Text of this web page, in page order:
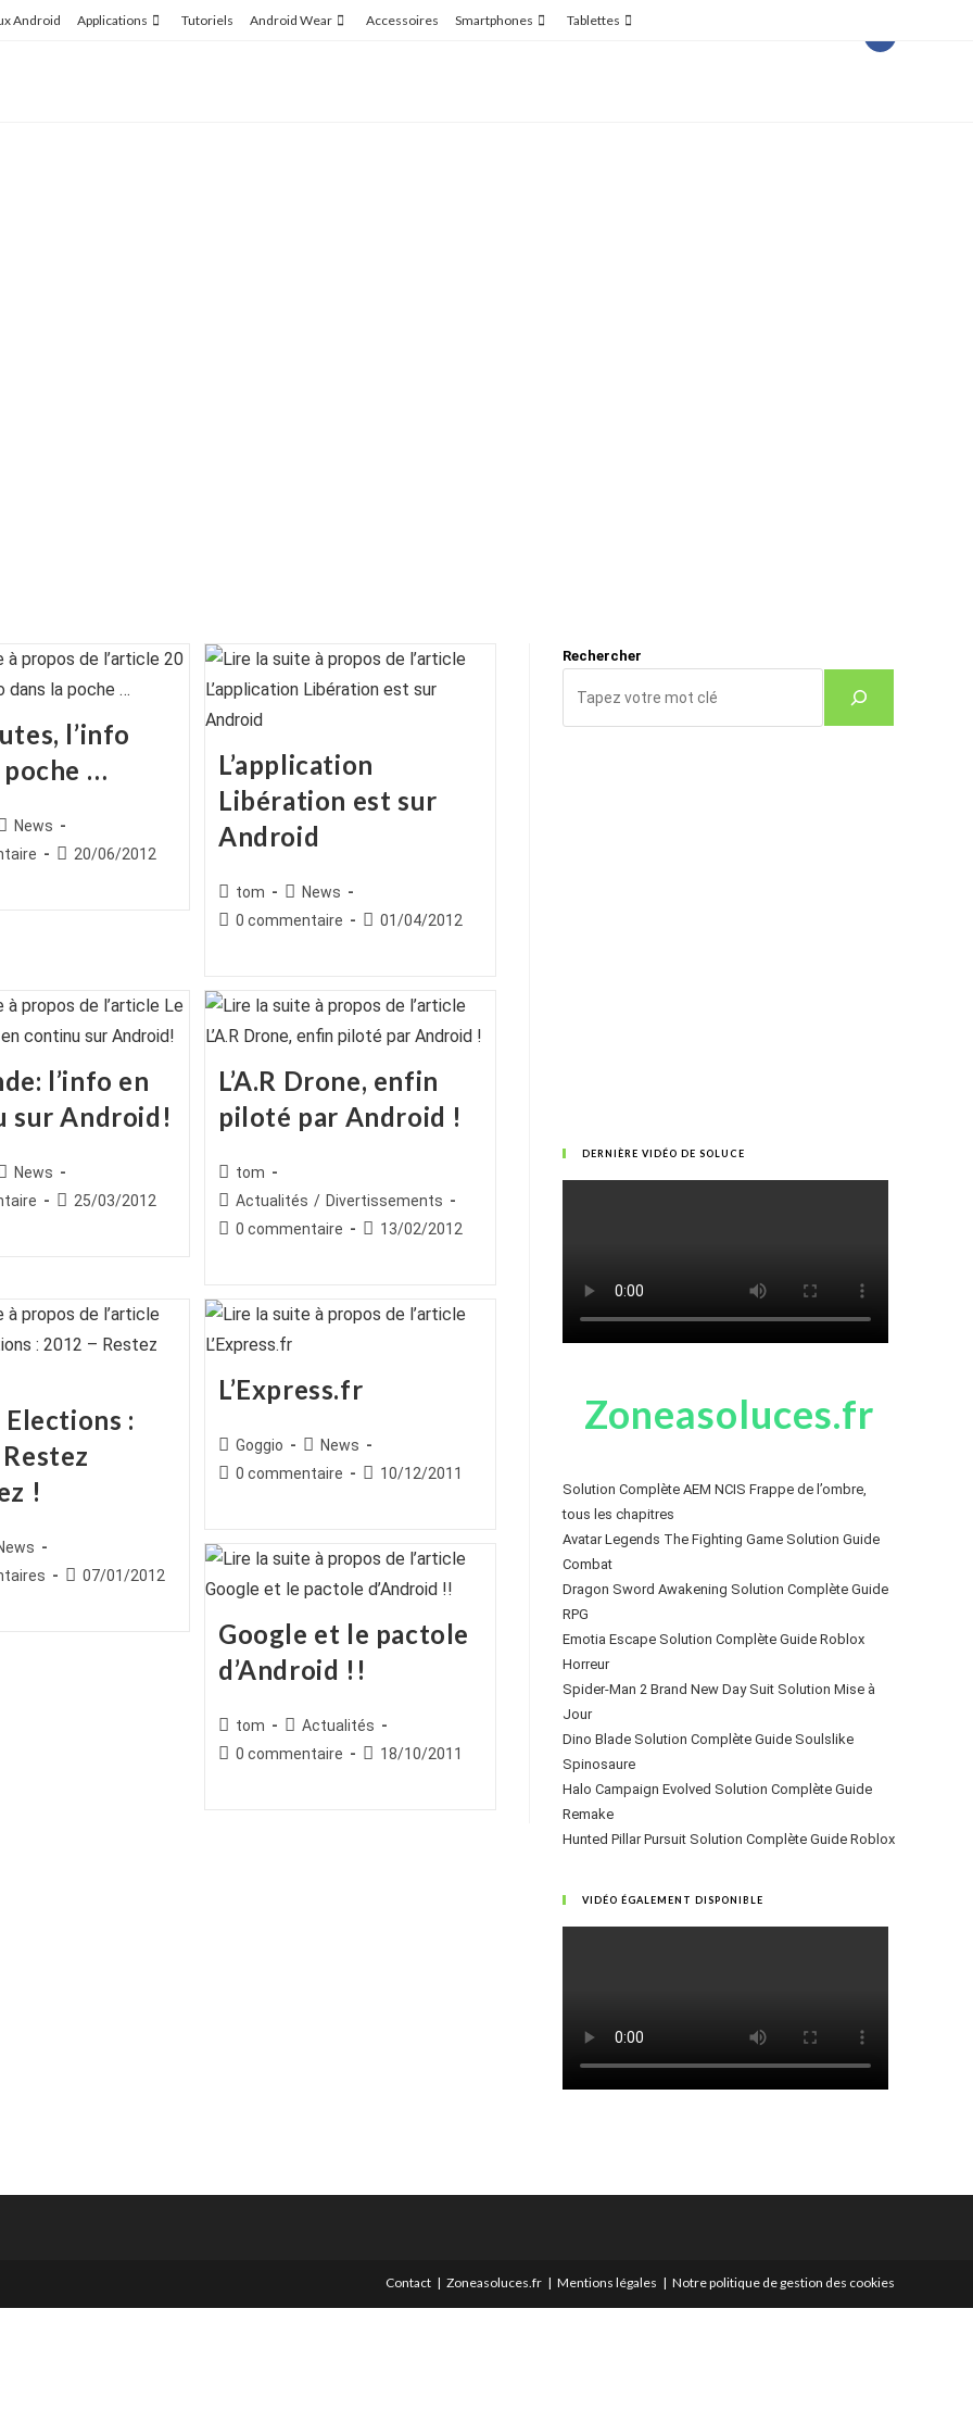
Android Applications Tutoriels Android Wear Accessoires Smartphones Tablettes
l’info
poche …
PostNews
Publication
20/06/2012
L’application
Libération est sur
Android
Auteur/autrice
de
tom
Post
category:
News
Commentaires
publication :
0 commentaire
Publication
01/04/2012
l’info en
sur Android!
PostNews
Publication
25/03/2012
L’A.R Drone, enfin
piloté par Android !
Auteur/autrice
de
publication :
tom
Post
category:
Actualités / Divertissements
Commentaires
publication :
0 commentaire
Publication
13/02/2012
Elections :
!
Publication
07/01/2012
L’Express.fr
Auteur/autrice
de
Goggio
Post
category:
News
Commentaires
publication :
0 commentaire
Publication
10/12/2011
Google et le pactole
d’Android !!
Auteur/autrice
de
tom
Post
category:
Actualités
Commentaires
0 commentaire
Publication
18/10/2011
Rechercher
DERNIÈRE VIDÉO DE SOLUCE
Zoneasoluces.fr
Solution Complète AEM NCIS Frappe de l’ombre,
tous les chapitres
Avatar Legends The Fighting Game Solution Guide
Combat
Dragon Sword Awakening Solution Complète Guide
RPG
Emotia Escape Solution Complète Guide Roblox
Horreur
Spider-Man 2 Brand New Day Suit Solution Mise à
Jour
Dino Blade Solution Complète Guide Soulslike
Spinosaure
Halo Campaign Evolved Solution Complète Guide
Remake
Hunted Pillar Pursuit Solution Complète Guide Roblox
VIDÉO ÉGALEMENT DISPONIBLE
Contact Zoneasoluces.fr Mentions légales Notre politique de gestion des cookies